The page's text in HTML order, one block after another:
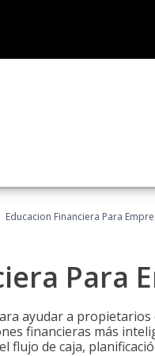
Educacion Financiera Para
Para
ayudar a
financieras más
flujo de caja,